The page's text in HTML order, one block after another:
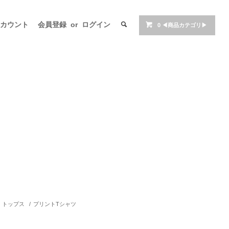
ウント 会員登録 or ログイン 0 ◀商品カテゴリ▶
トップス / プリントTシャツ